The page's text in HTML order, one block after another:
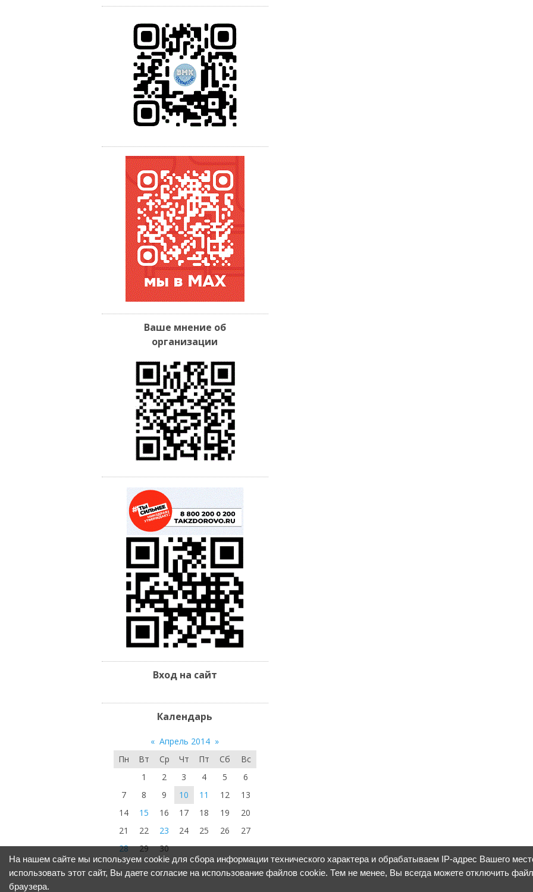
Ваше мнение об
организации
Вход на сайт
Календарь
« Апрель 2014 »
Пн
Вт Ср Чт Пт Сб
Вс
1
2 3 4 5
6
7
8 9 10 11 12
13
14
15 16 17 18 19
20
21
22 23 24 25 26
27
28
29 30
На нашем сайте мы используем cookie для сбора информации технического характера и обрабатываем IP-адрес Вашего
использовать этот сайт, Вы даете согласие на использование файлов cookie. Тем не менее, Вы всегда можете отключить
браузера.